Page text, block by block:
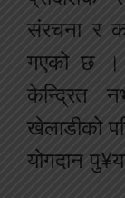
संरचना र
गएको छ ।
केन्द्रित
खेलाडीको
योगदान